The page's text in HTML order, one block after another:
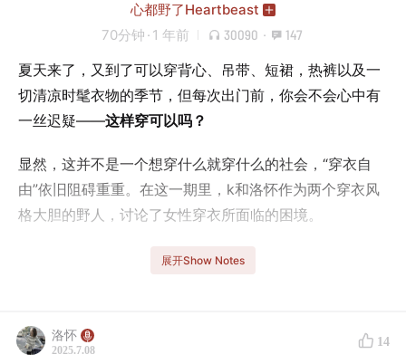
心都野了Heartbeast
70分钟 · 1 年前 30090 · 147
夏天来了，又到了可以穿背心、吊带、短裙，热裤以及一
切清凉时髦衣物的季节，但每次出门前，你会不会心中有
一丝迟疑——这样穿可以吗？
显然，这并不是一个想穿什么就穿什么的社会，“穿衣自
由”依旧阻碍重重。在这一期里，k和洛怀作为两个穿衣风
格大胆的野人，讨论了女性穿衣所面临的困境。
是无处不在的凝视、批判，甚至犯罪，让人不敢再大胆。
是某种既定的“人设”，把人框死在“只能这样穿”的刻板印象
里，不敢尝试突破的风格。是无数指指点点的噪音，让你
展开Show Notes
洛怀
2025.7.08
14